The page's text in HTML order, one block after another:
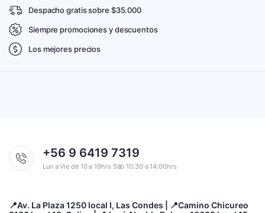
Despacho gratis sobre $35.000
Siempre promociones y descuentos
Los mejores precios
+56 9 6419 7319
Lun a Vie de 10 a 19hrs Sáb 10:30 a 14:00hrs
📍Av. La Plaza 1250 local I, Las Condes | 📍Camino Chicureo